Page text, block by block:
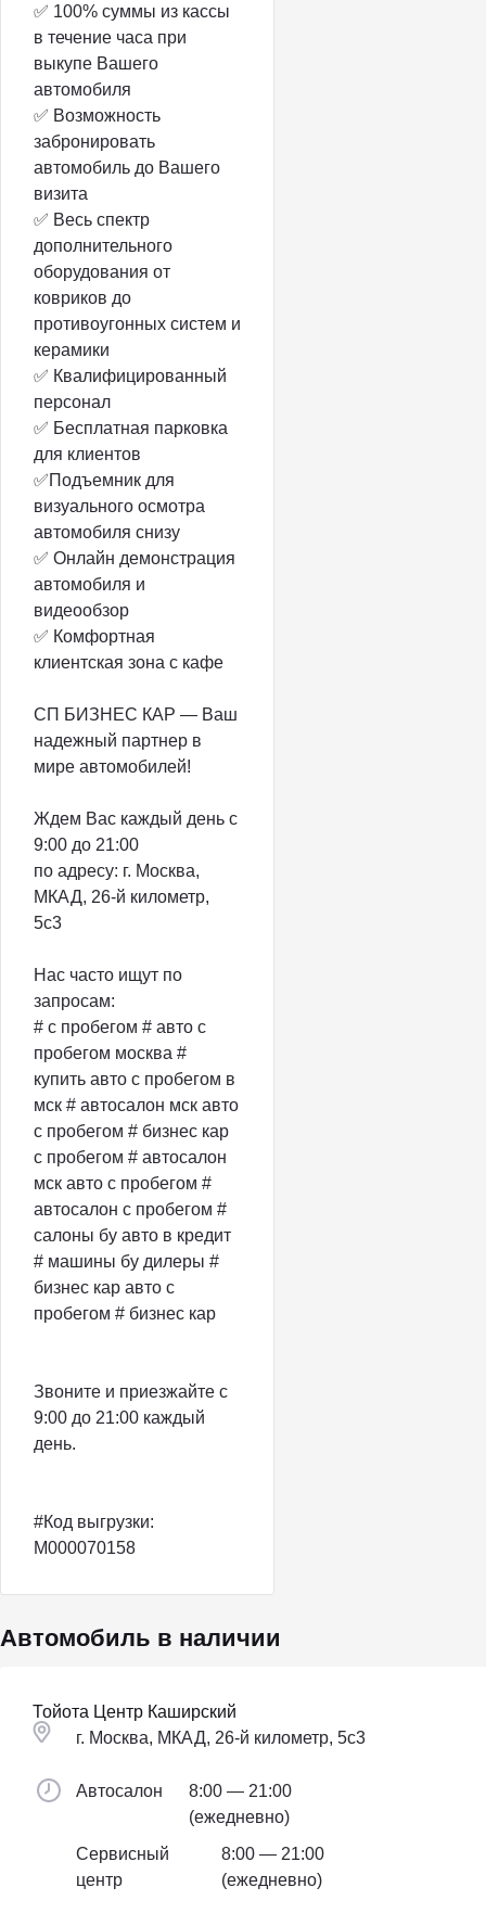
✅ 100% суммы из кассы
в течение часа при
выкупе Вашего
автомобиля
✅ Возможность
забронировать
автомобиль до Вашего
визита
✅ Весь спектр
дополнительного
оборудования от
ковриков до
противоугонных систем и
керамики
✅ Квалифицированный
персонал
✅ Бесплатная парковка
для клиентов
✅Подъемник для
визуального осмотра
автомобиля снизу
✅ Онлайн демонстрация
автомобиля и
видеообзор
✅ Комфортная
клиентская зона с кафе
СП БИЗНЕС КАР — Ваш
надежный партнер в
мире автомобилей!
Ждем Вас каждый день с
9:00 до 21:00
по адресу: г. Москва,
МКАД, 26-й километр,
5с3
Нас часто ищут по
запросам:
# с пробегом # авто с
пробегом москва #
купить авто с пробегом в
мск # автосалон мск авто
с пробегом # бизнес кар
с пробегом # автосалон
мск авто с пробегом #
автосалон с пробегом #
салоны бу авто в кредит
# машины бу дилеры #
бизнес кар авто с
пробегом # бизнес кар
Звоните и приезжайте с
9:00 до 21:00 каждый
день.
#Код выгрузки:
M000070158
Автомобиль в наличии
Тойота Центр Каширский
г. Москва, МКАД, 26-й километр, 5с3
Автосалон
8:00 — 21:00
(ежедневно)
Сервисный
центр
8:00 — 21:00
(ежедневно)